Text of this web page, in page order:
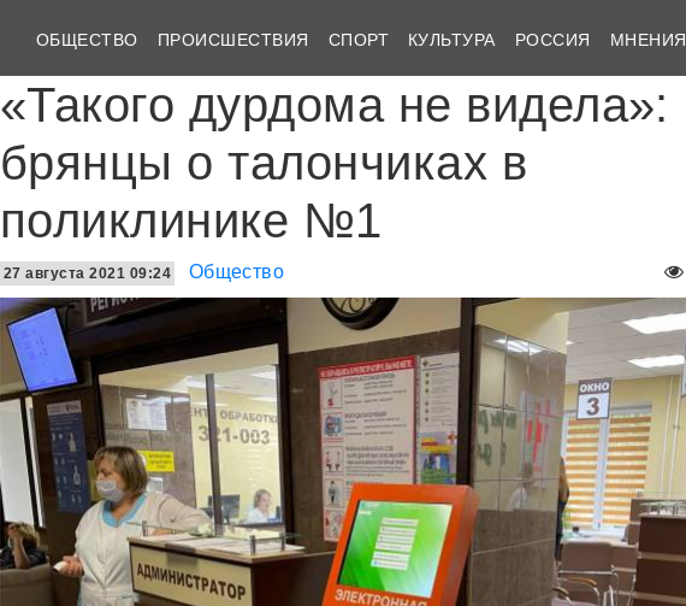
ОБЩЕСТВО ПРОИСШЕСТВИЯ СПОРТ КУЛЬТУРА РОССИЯ МНЕНИЯ
«Такого дурдома не видела»:
брянцы о талончиках в
поликлинике №1
27 августа 2021 09:24 Общество